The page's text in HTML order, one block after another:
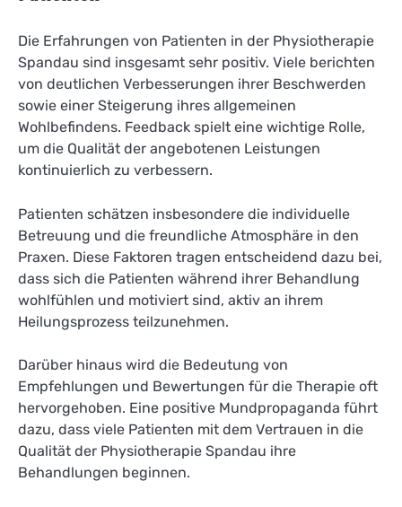
Die Erfahrungen von Patienten in der Physiotherapie
Spandau sind insgesamt sehr positiv. Viele berichten
von deutlichen Verbesserungen ihrer Beschwerden
sowie einer Steigerung ihres allgemeinen
Wohlbefindens. Feedback spielt eine wichtige Rolle,
um die Qualität der angebotenen Leistungen
kontinuierlich zu verbessern.
Patienten schätzen insbesondere die individuelle
Betreuung und die freundliche Atmosphäre in den
Praxen. Diese Faktoren tragen entscheidend dazu bei,
dass sich die Patienten während ihrer Behandlung
wohlfühlen und motiviert sind, aktiv an ihrem
Heilungsprozess teilzunehmen.
Darüber hinaus wird die Bedeutung von
Empfehlungen und Bewertungen für die Therapie oft
hervorgehoben. Eine positive Mundpropaganda führt
dazu, dass viele Patienten mit dem Vertrauen in die
Qualität der Physiotherapie Spandau ihre
Behandlungen beginnen.